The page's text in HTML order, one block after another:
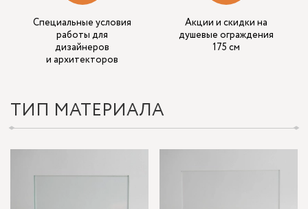
Специальные условия
работы для
дизайнеров
и архитекторов
Акции и скидки на
душевые ограждения
175 см
ТИП МАТЕРИАЛА